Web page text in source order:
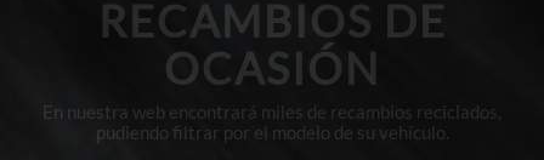
RECAMBIOS DE
OCASIÓN
En nuestra web encontrará miles de recambios reciclados,
pudiendo filtrar por el modelo de su vehículo.